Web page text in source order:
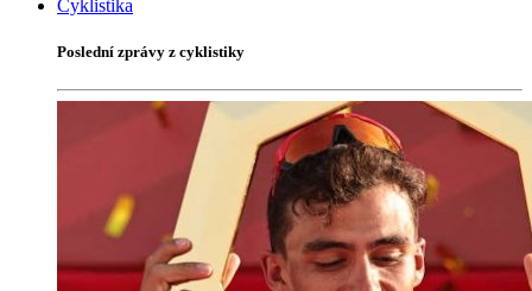
Cyklistika
Poslední zprávy z cyklistiky